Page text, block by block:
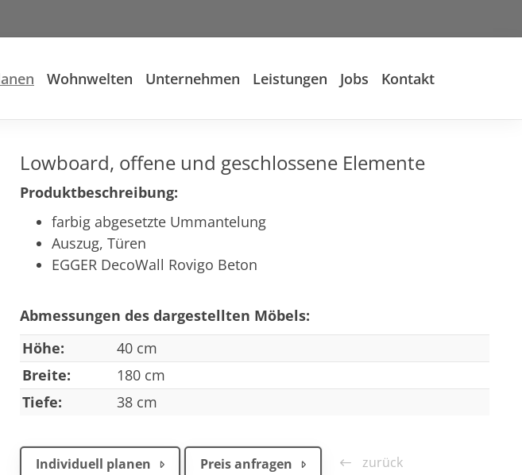
Wohnwelten Unternehmen Leistungen Jobs Kontakt
Lowboard, offene und geschlossene Elemente
Produktbeschreibung:
farbig abgesetzte Ummantelung
Auszug, Türen
EGGER DecoWall Rovigo Beton
Abmessungen des dargestellten Möbels:
Höhe:
40 cm
Breite:
180 cm
Tiefe:
38 cm
Individuell planen Preis anfragen zurück